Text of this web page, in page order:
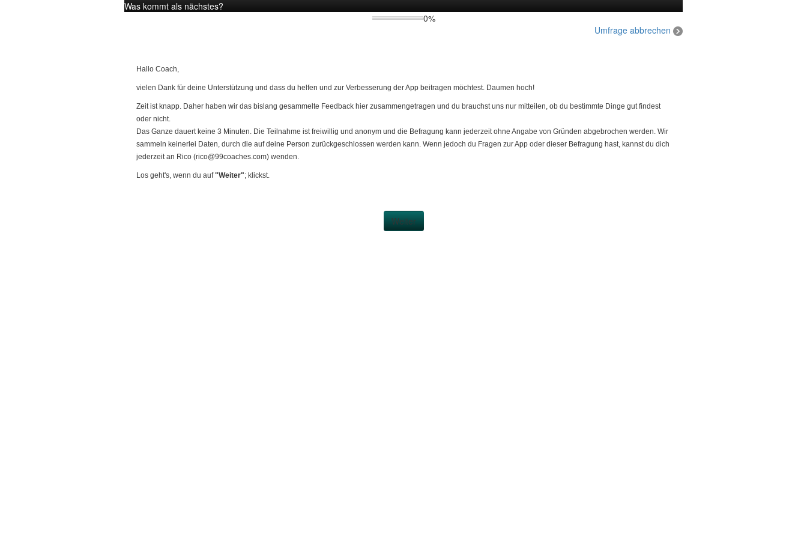
Was kommt als nächstes?
0%
Umfrage abbrechen
Hallo Coach,
vielen Dank für deine Unterstützung und dass du helfen und zur Verbesserung der App beitragen möchtest. Daumen hoch!
Zeit ist knapp. Daher haben wir das bislang gesammelte Feedback hier zusammengetragen und du brauchst uns nur mitteilen, ob du bestimmte Dinge gut findest
oder nicht.
Das Ganze dauert keine 3 Minuten. Die Teilnahme ist freiwillig und anonym und die Befragung kann jederzeit ohne Angabe von Gründen abgebrochen werden. Wir
sammeln keinerlei Daten, durch die auf deine Person zurückgeschlossen werden kann. Wenn jedoch du Fragen zur App oder dieser Befragung hast, kannst du dich
jederzeit an Rico (rico@99coaches.com) wenden.
Los geht's, wenn du auf"Weiter"; klickst.